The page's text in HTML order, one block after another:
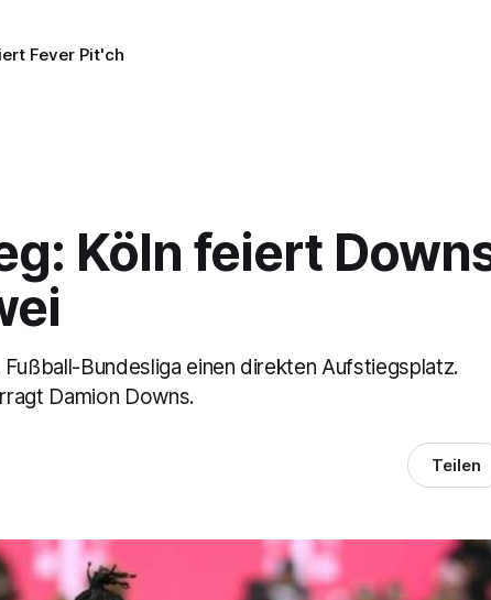
Fever Pit'ch
Köln feiert
Bundesliga einen direkten Aufstiegsplatz.
Damion Downs.
Teilen